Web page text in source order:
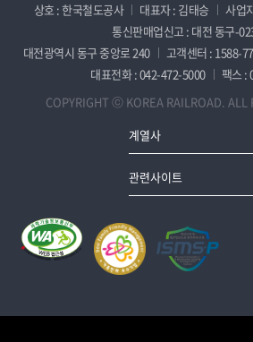
상호 : 한국철도공사 대표자 : 김태승
사업
통신판매업신고 : 대전 동구-
대전광역시 동구 중앙로 240
고객센터 : 1588-
대표전화 : 042-472-5000
팩스 :
COPYRIGHT ⓒ KOREA RAILROAD. ALL
계열사
관련사이트